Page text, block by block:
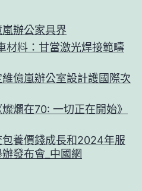
辦公家具界
材料：甘當激光焊接範疇
億嵐辦公室設計護國際次
爛在70: 一切正在開始》
養價錢成長和2024年服
發布會_中國網